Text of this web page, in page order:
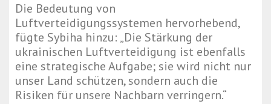
Die Bedeutung von
Luftverteidigungssystemen hervorhebend,
fügte Sybiha hinzu: „Die Stärkung der
ukrainischen Luftverteidigung ist ebenfalls
eine strategische Aufgabe; sie wird nicht nur
unser Land schützen, sondern auch die
Risiken für unsere Nachbarn verringern.“